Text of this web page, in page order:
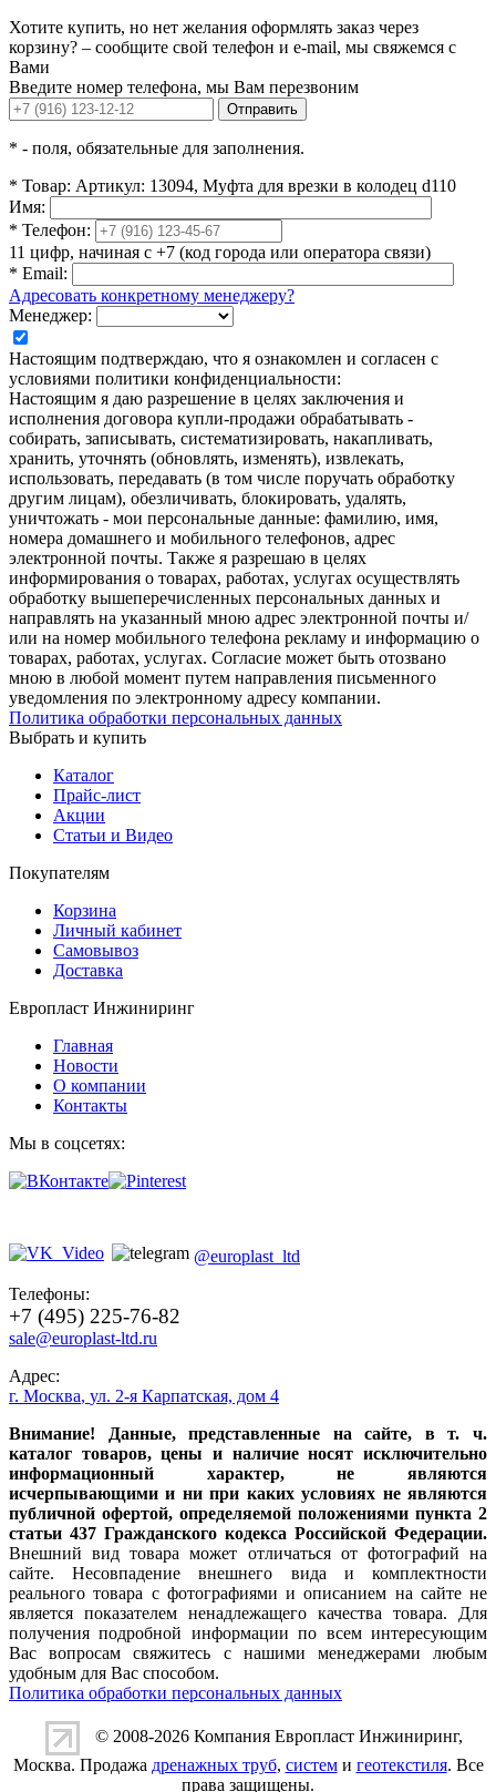
Хотите купить, но нет желания оформлять заказ через
корзину? – сообщите свой телефон и e-mail, мы свяжемся с
Вами
Введите номер телефона, мы Вам перезвоним
Отправить
* - поля, обязательные для заполнения.
* Товар: Артикул: 13094, Муфта для врезки в колодец d110
Имя:
* Телефон:
11 цифр, начиная с +7 (код города или оператора связи)
* Email:
Адресовать конкретному менеджеру?
Менеджер:
Настоящим подтверждаю, что я ознакомлен и согласен с
условиями политики конфиденциальности:
Настоящим я даю разрешение в целях заключения и
исполнения договора купли-продажи обрабатывать -
собирать, записывать, систематизировать, накапливать,
хранить, уточнять (обновлять, изменять), извлекать,
использовать, передавать (в том числе поручать обработку
другим лицам), обезличивать, блокировать, удалять,
уничтожать - мои персональные данные: фамилию, имя,
номера домашнего и мобильного телефонов, адрес
электронной почты. Также я разрешаю в целях
информирования о товарах, работах, услугах осуществлять
обработку вышеперечисленных персональных данных и
направлять на указанный мною адрес электронной почты и/
или на номер мобильного телефона рекламу и информацию о
товарах, работах, услугах. Согласие может быть отозвано
мною в любой момент путем направления письменного
уведомления по электронному адресу компании.
Политика обработки персональных данных
Выбрать и купить
Каталог
Прайс-лист
Акции
Статьи и Видео
Покупателям
Корзина
Личный кабинет
Самовывоз
Доставка
Европласт Инжиниринг
Главная
Новости
О компании
Контакты
Мы в соцсетях:
@europlast_ltd
Телефоны:
+7 (495) 225-76-82
sale@europlast-ltd.ru
Адрес:
г. Москва, ул. 2-я Карпатская, дом 4
Внимание! Данные, представленные на сайте, в т. ч.
каталог товаров, цены и наличие носят исключительно
информационный характер, не являются
исчерпывающими и ни при каких условиях не являются
публичной офертой, определяемой положениями пункта 2
статьи 437 Гражданского кодекса Российской Федерации.
Внешний вид товара может отличаться от фотографий на
сайте. Несовпадение внешнего вида и комплектности
реального товара с фотографиями и описанием на сайте не
является показателем ненадлежащего качества товара. Для
получения подробной информации по всем интересующим
Вас вопросам свяжитесь с нашими менеджерами любым
удобным для Вас способом.
Политика обработки персональных данных
© 2008-2026 Компания Европласт Инжиниринг,
Москва. Продажа дренажных труб, системи геотекстиля. Все
права защищены.